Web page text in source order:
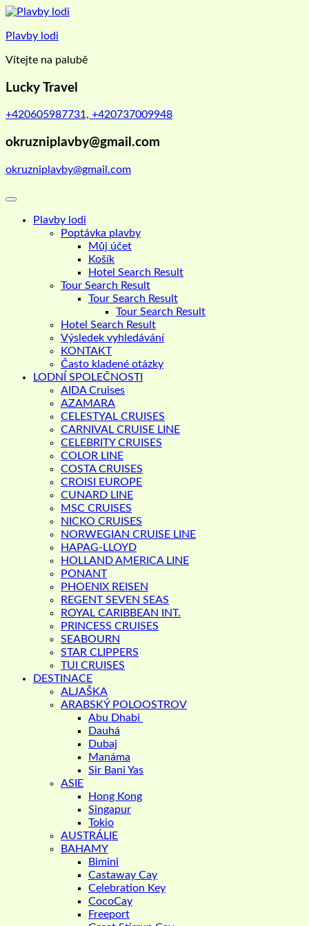
Skip
content
Plavby lodi
Vítejte na palubě
Lucky Travel
+420605987731, +420737009948
okruzniplavby@gmail.com
okruzniplavby@gmail.com
Plavby lodi
Poptávka plavby
Můj účet
Košík
Hotel Search Result
Tour Search Result
Tour Search Result
Tour Search Result
Hotel Search Result
Výsledek vyhledávání
KONTAKT
Často kladené otázky
LODNÍ SPOLEČNOSTI
AIDA Cruises
AZAMARA
CELESTYAL CRUISES
CARNIVAL CRUISE LINE
CELEBRITY CRUISES
COLOR LINE
COSTA CRUISES
CROISI EUROPE
CUNARD LINE
MSC CRUISES
NICKO CRUISES
NORWEGIAN CRUISE LINE
HAPAG-LLOYD
HOLLAND AMERICA LINE
PONANT
PHOENIX REISEN
REGENT SEVEN SEAS
ROYAL CARIBBEAN INT.
PRINCESS CRUISES
SEABOURN
STAR CLIPPERS
TUI CRUISES
DESTINACE
ALJAŠKA
ARABSKÝ POLOOSTROV
Abu Dhabi
Dauhá
Dubaj
Manáma
Sir Bani Yas
ASIE
Hong Kong
Singapur
Tokio
AUSTRÁLIE
BAHAMY
Bimini
Castaway Cay
Celebration Key
CocoCay
Freeport